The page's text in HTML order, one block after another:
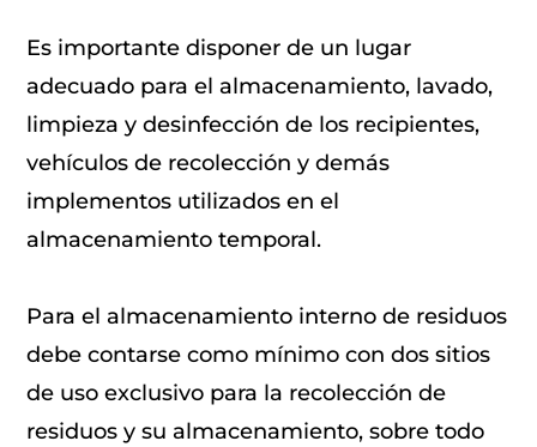
Es importante disponer de un lugar
adecuado para el almacenamiento, lavado,
limpieza y desinfección de los recipientes,
vehículos de recolección y demás
implementos utilizados en el
almacenamiento temporal.
Para el almacenamiento interno de residuos
debe contarse como mínimo con dos sitios
de uso exclusivo para la recolección de
residuos y su almacenamiento, sobre todo